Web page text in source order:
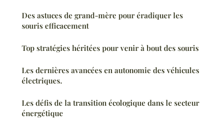
Des astuces de grand-mère pour éradiquer les
souris efficacement
Top stratégies héritées pour venir à bout des souris
Les dernières avancées en autonomie des véhicules
électriques.
Les défis de la transition écologique dans le secteur
énergétique